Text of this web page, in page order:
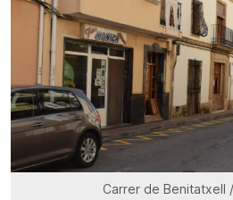
Carrer de Benitatxell /